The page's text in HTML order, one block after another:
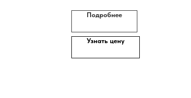
Подробнее
Узнать цену